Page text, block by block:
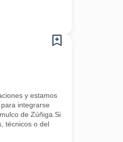
y estamos
integrarse
de Zúñiga.Si
técnicos o del